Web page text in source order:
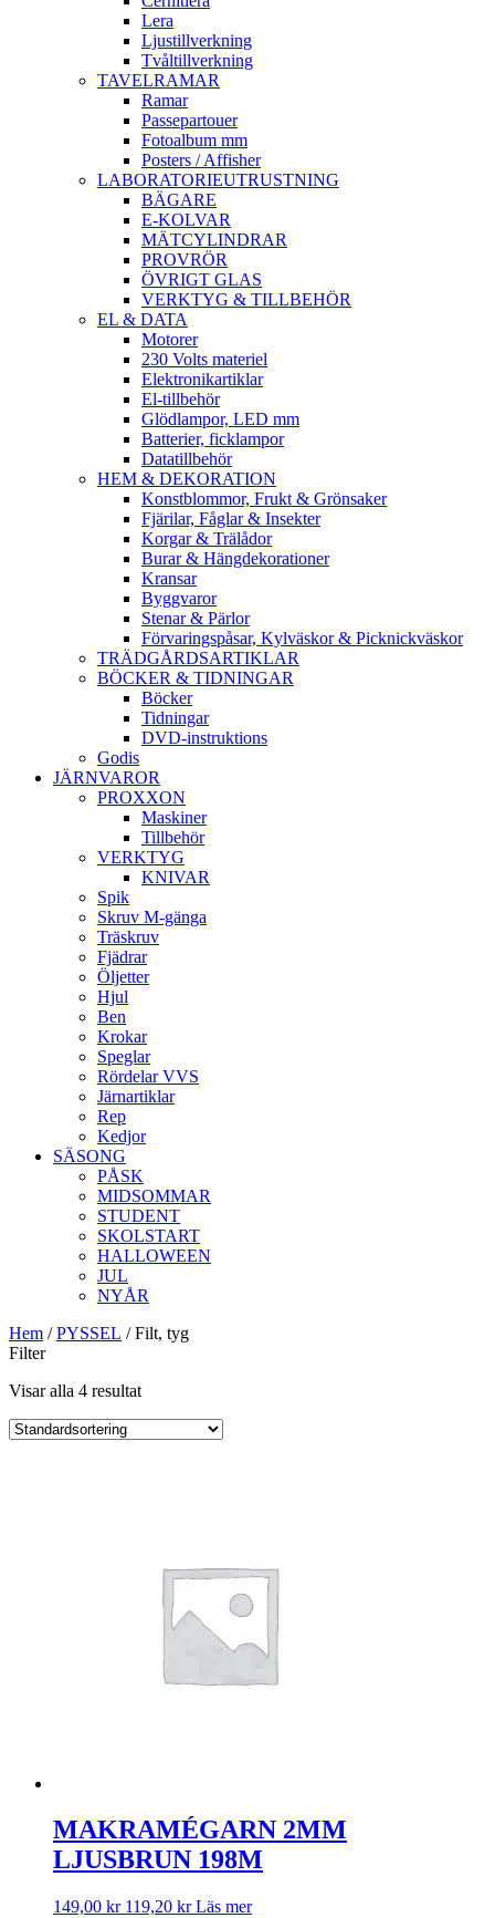
Lera
Ljustillverkning
Tvåltillverkning
TAVELRAMAR
Ramar
Passepartouer
Fotoalbum mm
Posters / Affisher
LABORATORIEUTRUSTNING
BÄGARE
E-KOLVAR
MÄTCYLINDRAR
PROVRÖR
ÖVRIGT GLAS
VERKTYG & TILLBEHÖR
EL & DATA
Motorer
230 Volts materiel
Elektronikartiklar
El-tillbehör
Glödlampor, LED mm
Batterier, ficklampor
Datatillbehör
HEM & DEKORATION
Konstblommor, Frukt & Grönsaker
Fjärilar, Fåglar & Insekter
Korgar & Trälådor
Burar & Hängdekorationer
Kransar
Byggvaror
Stenar & Pärlor
Förvaringspåsar, Kylväskor & Picknickväskor
TRÄDGÅRDSARTIKLAR
BÖCKER & TIDNINGAR
Böcker
Tidningar
DVD-instruktions
Godis
JÄRNVAROR
PROXXON
Maskiner
Tillbehör
VERKTYG
KNIVAR
Spik
Skruv M-gänga
Träskruv
Fjädrar
Öljetter
Hjul
Ben
Krokar
Speglar
Rördelar VVS
Järnartiklar
Rep
Kedjor
SÄSONG
PÅSK
MIDSOMMAR
STUDENT
SKOLSTART
HALLOWEEN
JUL
NYÅR
Hem /PYSSEL / Filt, tyg
Filter
Visar alla 4 resultat
MAKRAMÉGARN 2MM
LJUSBRUN 198M
149,00 kr 119,20 kr Läs mer